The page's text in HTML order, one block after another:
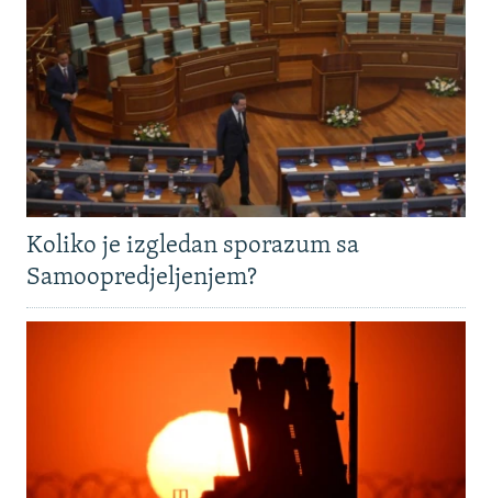
TRI DECENIJE OD RATA U BIH
SVE KARTE DEJTONA
NASTANAK I RASPAD JUGOSLAVIJE
Koliko je izgledan sporazum sa
Samoopredjeljenjem?